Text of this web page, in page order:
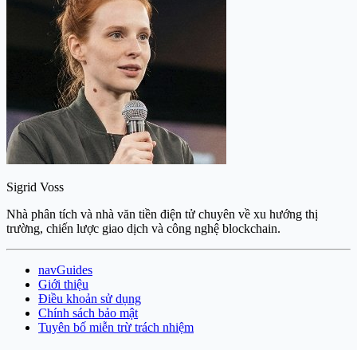
Sigrid Voss
Nhà phân tích và nhà văn tiền điện tử chuyên về xu hướng thị
trường, chiến lược giao dịch và công nghệ blockchain.
navGuides
Giới thiệu
Điều khoản sử dụng
Chính sách bảo mật
Tuyên bố miễn trừ trách nhiệm